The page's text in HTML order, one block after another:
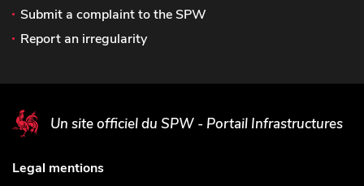
Submit a complaint to the SPW
Report an irregularity
Un site officiel du SPW - Portail Infrastructures
Legal mentions